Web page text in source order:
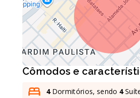
Cômodos e
4Dormitórios, sendo 4